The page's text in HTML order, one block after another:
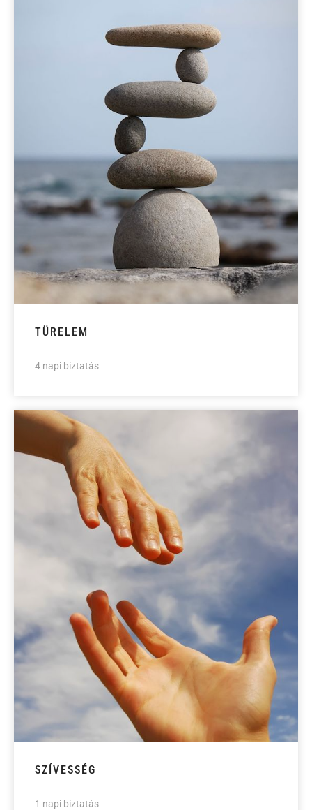
TÜRELEM
4 napi biztatás
SZÍVESSÉG
1 napi biztatás